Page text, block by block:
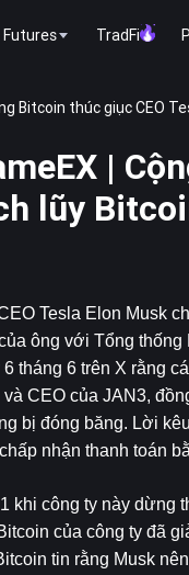
Futures TradFi
Bitcoin thúc giục CEO
|
lũy
Tesla Elon Musk
ông với Tổng
tháng 6 trên X rằng
CEO của JAN3,
bị đóng băng. Lời
nhận thanh toán
khi công ty này
của công ty đã
tin rằng Musk